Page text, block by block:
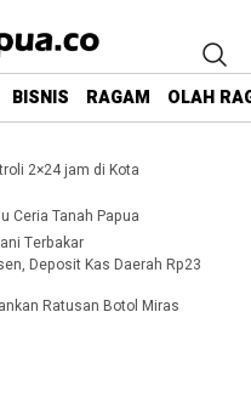
BISNIS RAGAM OLAH
2×24 jam di Kota
Ceria Tanah Papua
Terbakar
Deposit Kas Daerah Rp23
Ratusan Botol Miras